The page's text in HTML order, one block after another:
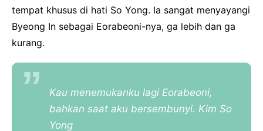
tempat khusus di hati So Yong. Ia sangat menyayangi
Byeong In sebagai Eorabeoni-nya, ga lebih dan ga
kurang.
Kau menemukanku lagi Eorabeoni,
bahkan saat aku bersembunyi. Kim So
Yong